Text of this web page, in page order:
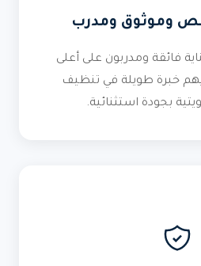
وموثوق ومدرب
فائقة ومدربون على أعلى
خبرة طويلة في تنظيف
بجودة استثنائية.